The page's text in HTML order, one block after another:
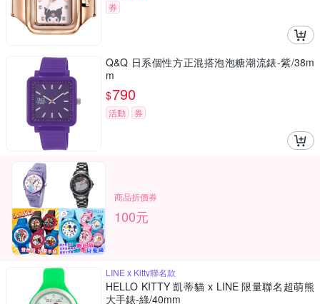
券
Q&Q 日系個性方正混搭泡泡糖潮流錶-紫/38m
m
$790
活動 券
商品折價券
100元
LINE x Kitty聯名款
HELLO KITTY 凱蒂貓 x LINE 限量聯名超萌熊
大手錶-綠/40mm